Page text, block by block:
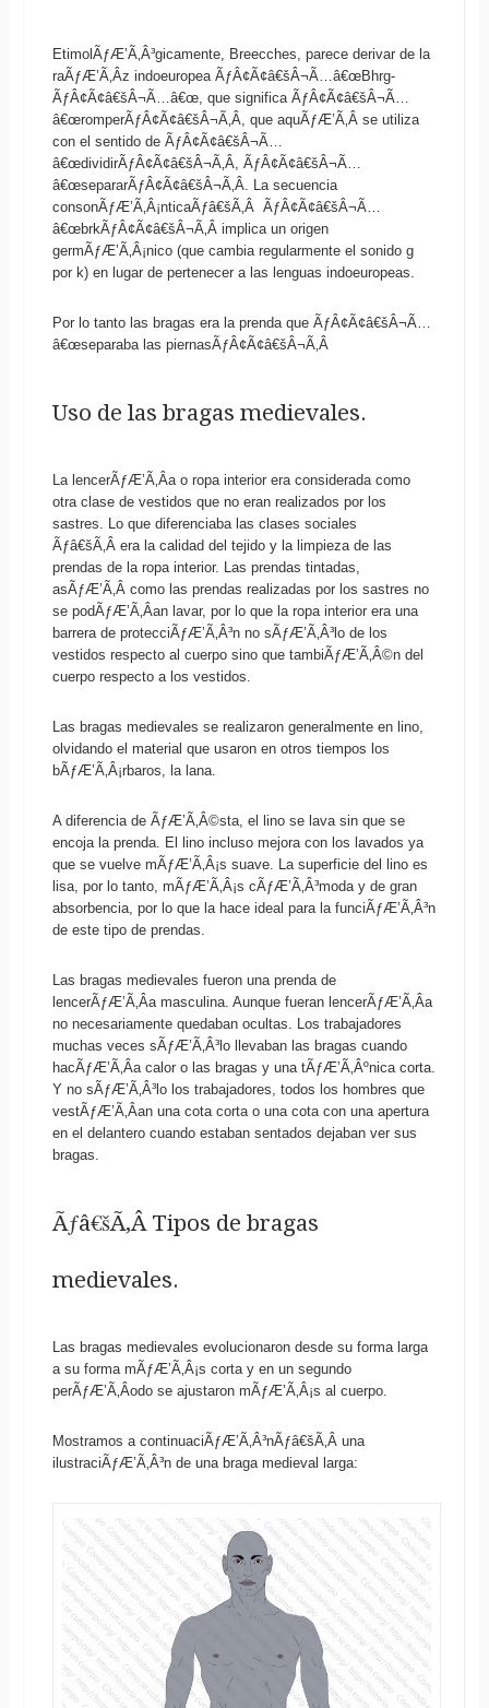
EtimolÃƒÆ’Ã‚Â³gicamente, Breecches, parece derivar de la
raÃƒÆ’Ã‚Â­z indoeuropea ÃƒÂ¢Ã¢â€šÂ¬Ã…â€œBhrg-
ÃƒÂ¢Ã¢â€šÂ¬Ã…â€œ, que significa ÃƒÂ¢Ã¢â€šÂ¬Ã…
â€œromperÃƒÂ¢Ã¢â€šÂ¬Ã‚Â, que aquÃƒÆ’Ã‚Â­ se utiliza
con el sentido de ÃƒÂ¢Ã¢â€šÂ¬Ã…
â€œdividirÃƒÂ¢Ã¢â€šÂ¬Ã‚Â, ÃƒÂ¢Ã¢â€šÂ¬Ã…
â€œsepararÃƒÂ¢Ã¢â€šÂ¬Ã‚Â. La secuencia
consonÃƒÆ’Ã‚Â¡nticaÃƒâ€šÃ‚Â ÃƒÂ¢Ã¢â€šÂ¬Ã…
â€œbrkÃƒÂ¢Ã¢â€šÂ¬Ã‚Â implica un origen
germÃƒÆ’Ã‚Â¡nico (que cambia regularmente el sonido g
por k) en lugar de pertenecer a las lenguas indoeuropeas.
Por lo tanto las bragas era la prenda que ÃƒÂ¢Ã¢â€šÂ¬Ã…
â€œseparaba las piernasÃƒÂ¢Ã¢â€šÂ¬Ã‚Â
Uso de las bragas medievales.
La lencerÃƒÆ’Ã‚Â­a o ropa interior era considerada como
otra clase de vestidos que no eran realizados por los
sastres. Lo que diferenciaba las clases sociales
Ãƒâ€šÃ‚Â era la calidad del tejido y la limpieza de las
prendas de la ropa interior. Las prendas tintadas,
asÃƒÆ’Ã‚Â­ como las prendas realizadas por los sastres no
se podÃƒÆ’Ã‚Â­an lavar, por lo que la ropa interior era una
barrera de protecciÃƒÆ’Ã‚Â³n no sÃƒÆ’Ã‚Â³lo de los
vestidos respecto al cuerpo sino que tambiÃƒÆ’Ã‚Â©n del
cuerpo respecto a los vestidos.
Las bragas medievales se realizaron generalmente en lino,
olvidando el material que usaron en otros tiempos los
bÃƒÆ’Ã‚Â¡rbaros, la lana.
A diferencia de ÃƒÆ’Ã‚Â©sta, el lino se lava sin que se
encoja la prenda. El lino incluso mejora con los lavados ya
que se vuelve mÃƒÆ’Ã‚Â¡s suave. La superficie del lino es
lisa, por lo tanto, mÃƒÆ’Ã‚Â¡s cÃƒÆ’Ã‚Â³moda y de gran
absorbencia, por lo que la hace ideal para la funciÃƒÆ’Ã‚Â³n
de este tipo de prendas.
Las bragas medievales fueron una prenda de
lencerÃƒÆ’Ã‚Â­a masculina. Aunque fueran lencerÃƒÆ’Ã‚Â­a
no necesariamente quedaban ocultas. Los trabajadores
muchas veces sÃƒÆ’Ã‚Â³lo llevaban las bragas cuando
hacÃƒÆ’Ã‚Â­a calor o las bragas y una tÃƒÆ’Ã‚Âºnica corta.
Y no sÃƒÆ’Ã‚Â³lo los trabajadores, todos los hombres que
vestÃƒÆ’Ã‚Â­an una cota corta o una cota con una apertura
en el delantero cuando estaban sentados dejaban ver sus
bragas.
Ãƒâ€šÃ‚Â Tipos de bragas
medievales.
Las bragas medievales evolucionaron desde su forma larga
a su forma mÃƒÆ’Ã‚Â¡s corta y en un segundo
perÃƒÆ’Ã‚Â­odo se ajustaron mÃƒÆ’Ã‚Â¡s al cuerpo.
Mostramos a continuaciÃƒÆ’Ã‚Â³nÃƒâ€šÃ‚Â una
ilustraciÃƒÆ’Ã‚Â³n de una braga medieval larga: